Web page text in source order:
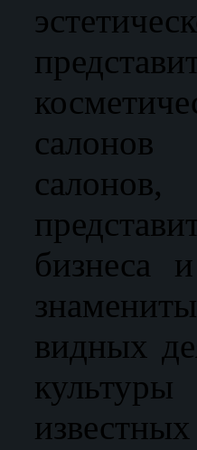
бизнеса
видных